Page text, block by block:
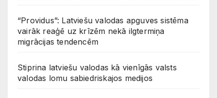
“Providus”: Latviešu valodas apguves sistēma
vairāk reaģē uz krīzēm nekā ilgtermiņa
migrācijas tendencēm
Stiprina latviešu valodas kā vienīgās valsts
valodas lomu sabiedriskajos medijos